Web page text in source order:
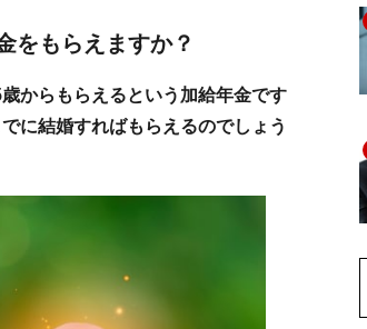
をもらえますか？
からもらえるという加給年金です
に結婚すればもらえるのでしょう